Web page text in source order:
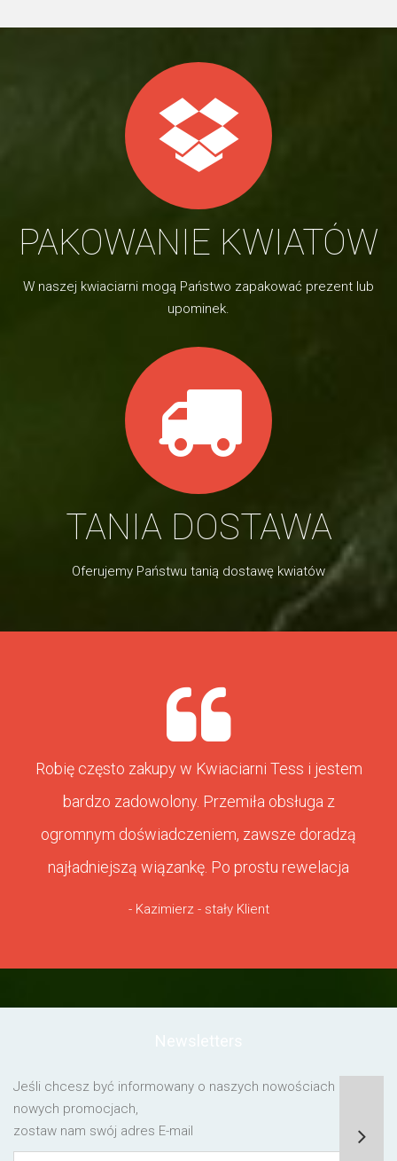
PAKOWANIE KWIATÓW
W naszej kwiaciarni mogą Państwo zapakować prezent lub
upominek.
TANIA DOSTAWA
Oferujemy Państwu tanią dostawę kwiatów
Robię często zakupy w Kwiaciarni Tess i jestem
bardzo zadowolony. Przemiła obsługa z
ogromnym doświadczeniem, zawsze doradzą
najładniejszą wiązankę. Po prostu rewelacja
- Kazimierz - stały Klient
Jeśli chcesz być informowany o naszych nowościach lub o
nowych promocjach,
zostaw nam swój adres E-mail